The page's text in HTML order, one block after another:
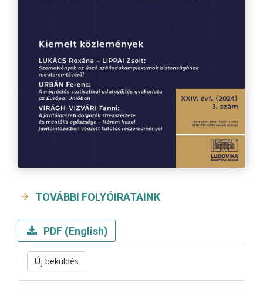
TOVÁBBI FOLYÓIRATAINK
PDF (English)
Új beküldés